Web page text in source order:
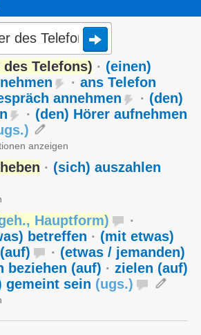
Telefons) · (einen)
· ans Telefon
annehmen · (den)
· (den) Hörer aufnehmen
)
anzeigen
· (sich) auszahlen
, Hauptform)
·
betreffen · (mit etwas)
· (etwas / jemanden)
beziehen (auf) · zielen (auf)
gemeint sein (ugs.)